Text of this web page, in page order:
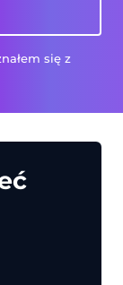
się z